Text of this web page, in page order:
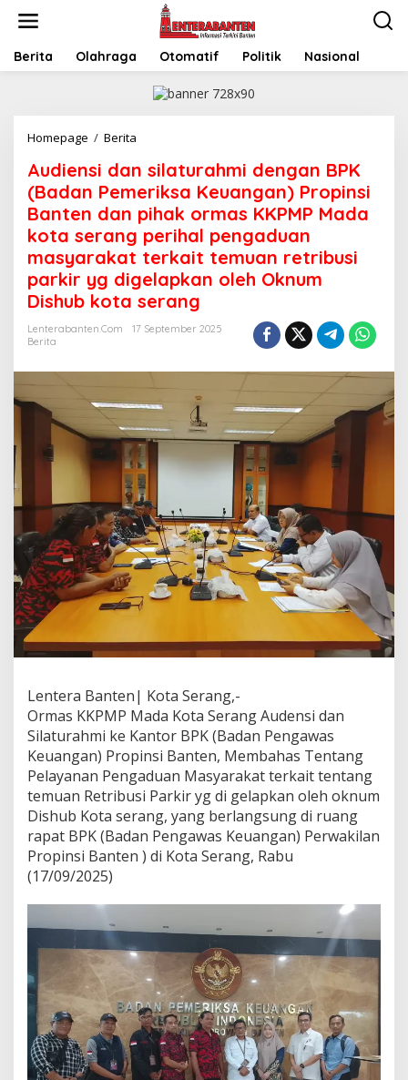
Berita Olahraga Otomatif Politik Nasional
Homepage / Berita
silaturahmi
dengan
BPK
(Badan
Pemeriksa
Keuangan)
Propinsi
Banten
dan
ormas
perihal
pengaduan
masyarakat
terkait
temuan
retribusi
parkir
yg
digelapkan
oleh
Oknum
Dishub
kota
Audiensi dan silaturahmi dengan BPK
(Badan Pemeriksa Keuangan) Propinsi
Banten dan pihak ormas KKPMP Mada
kota serang perihal pengaduan
masyarakat terkait temuan retribusi
parkir yg digelapkan oleh Oknum
Dishub kota serang
Lenterabanten.com
17 September 2025
Berita
Lentera Banten| Kota Serang,-
Ormas KKPMP Mada Kota Serang Audensi dan
Silaturahmi ke Kantor BPK (Badan Pengawas
Keuangan) Propinsi Banten, Membahas Tentang
Pelayanan Pengaduan Masyarakat terkait tentang
temuan Retribusi Parkir yg di gelapkan oleh oknum
Dishub Kota serang, yang berlangsung di ruang
rapat BPK (Badan Pengawas Keuangan) Perwakilan
Propinsi Banten ) di Kota Serang, Rabu
(17/09/2025)